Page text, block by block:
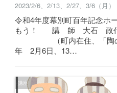
2023/2/6、2/13、2/27、3/6（月）
令和4年度幕別町百年記念ホ
もう！ 講 師 大石 政代
（町内在住、「陶の
年 2月6日、13…
講座